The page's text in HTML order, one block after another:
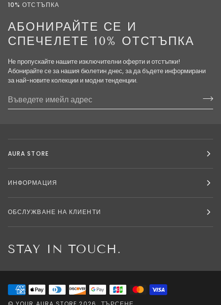
10% ОТСТЪПКА
АБОНИРАЙТЕ СЕ И
СПЕЧЕЛЕТЕ 10% ОТСТЪПКА
Не пропускайте нашите изключителни оферти и отстъпки!
Абонирайте се за нашия бюлетин днес, за да бъдете информирани
за най-новите колекции и модни тенденции.
AURA STORE
ИНФОРМАЦИЯ
ОБСЛУЖВАНЕ НА КЛИЕНТИ
STAY IN TOUCH.